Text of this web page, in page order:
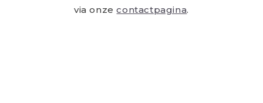
via onzecontactpagina.